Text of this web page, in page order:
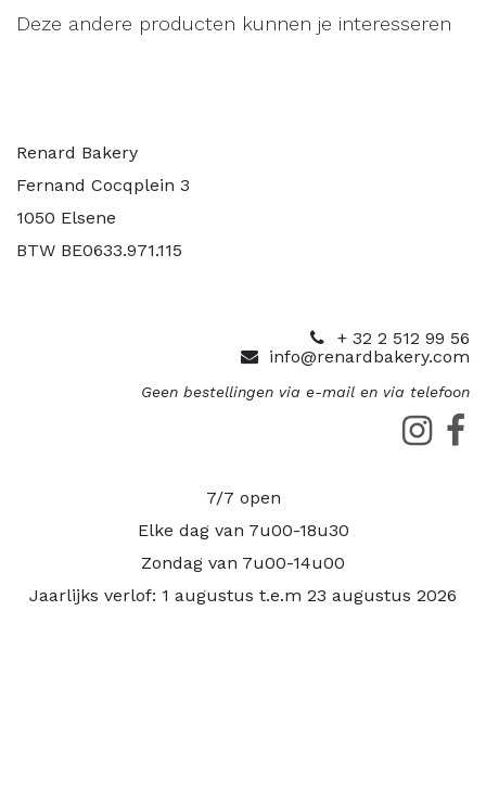
Deze andere producten kunnen je interesseren
Renard Bakery
Fernand Cocqplein 3
1050 Elsene
BTW BE0633.971.115
+ 32 2 512 99 56
info@renardbakery.com
Geen bestellingen via e-mail en via telefoon
7/7 open
Elke dag van 7u00-18u30
Zondag van 7u00-14u00
Jaarlijks verlof: 1 augustus t.e.m 23 augustus 2026